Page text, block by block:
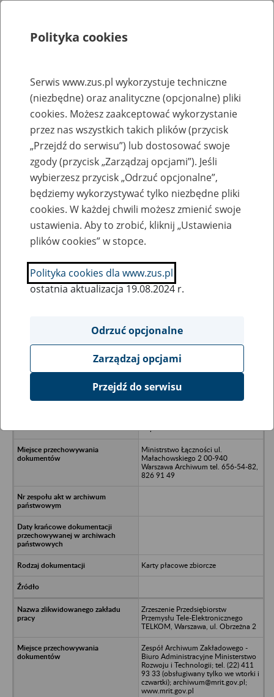
Rejestry, ewidencje i archiwa
Baza zlikwidowanych lub
przekształconych zakładów pracy
Nazwa zakładu pracy:
SZUKAJ
Ukryj wszystkie pozycje bazy
TELKOM-TELPOD Ośrodek
Ministrstwo Łączności ul.
Małachowskiego 2 00-940
Warszawa Archiwum tel. 656-54-82,
826 91 49
Karty płacowe zbiorcze
Zrzeszenie Przedsiębiorstw
Przemysłu Tele-Elektronicznego
TELKOM, Warszawa, ul. Obrzeżna 2
Zespół Archiwum Zakładowego -
Biuro Administracyjne Ministerstwo
Rozwoju i Technologii; tel. (22) 411
93 33 (obsługiwany tylko we wtorki i
czwartki); archiwum@mrit.gov.pl;
www.mrit.gov.pl
Polityka cookies
Serwis www.zus.pl wykorzystuje techniczne
(niezbędne) oraz analityczne (opcjonalne) pliki
cookies. Możesz zaakceptować wykorzystanie
przez nas wszystkich takich plików (przycisk
„Przejdź do serwisu”) lub dostosować swoje
zgody (przycisk „Zarządzaj opcjami”). Jeśli
wybierzesz przycisk „Odrzuć opcjonalne”,
będziemy wykorzystywać tylko niezbędne pliki
cookies. W każdej chwili możesz zmienić swoje
ustawienia. Aby to zrobić, kliknij „Ustawienia
plików cookies” w stopce.
Polityka cookies dla www.zus.pl
ostatnia aktualizacja 19.08.2024 r.
Odrzuć opcjonalne
Zarządzaj opcjami
Przejdź do serwisu